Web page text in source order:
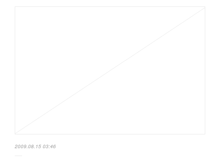
2009.08.15 03:46